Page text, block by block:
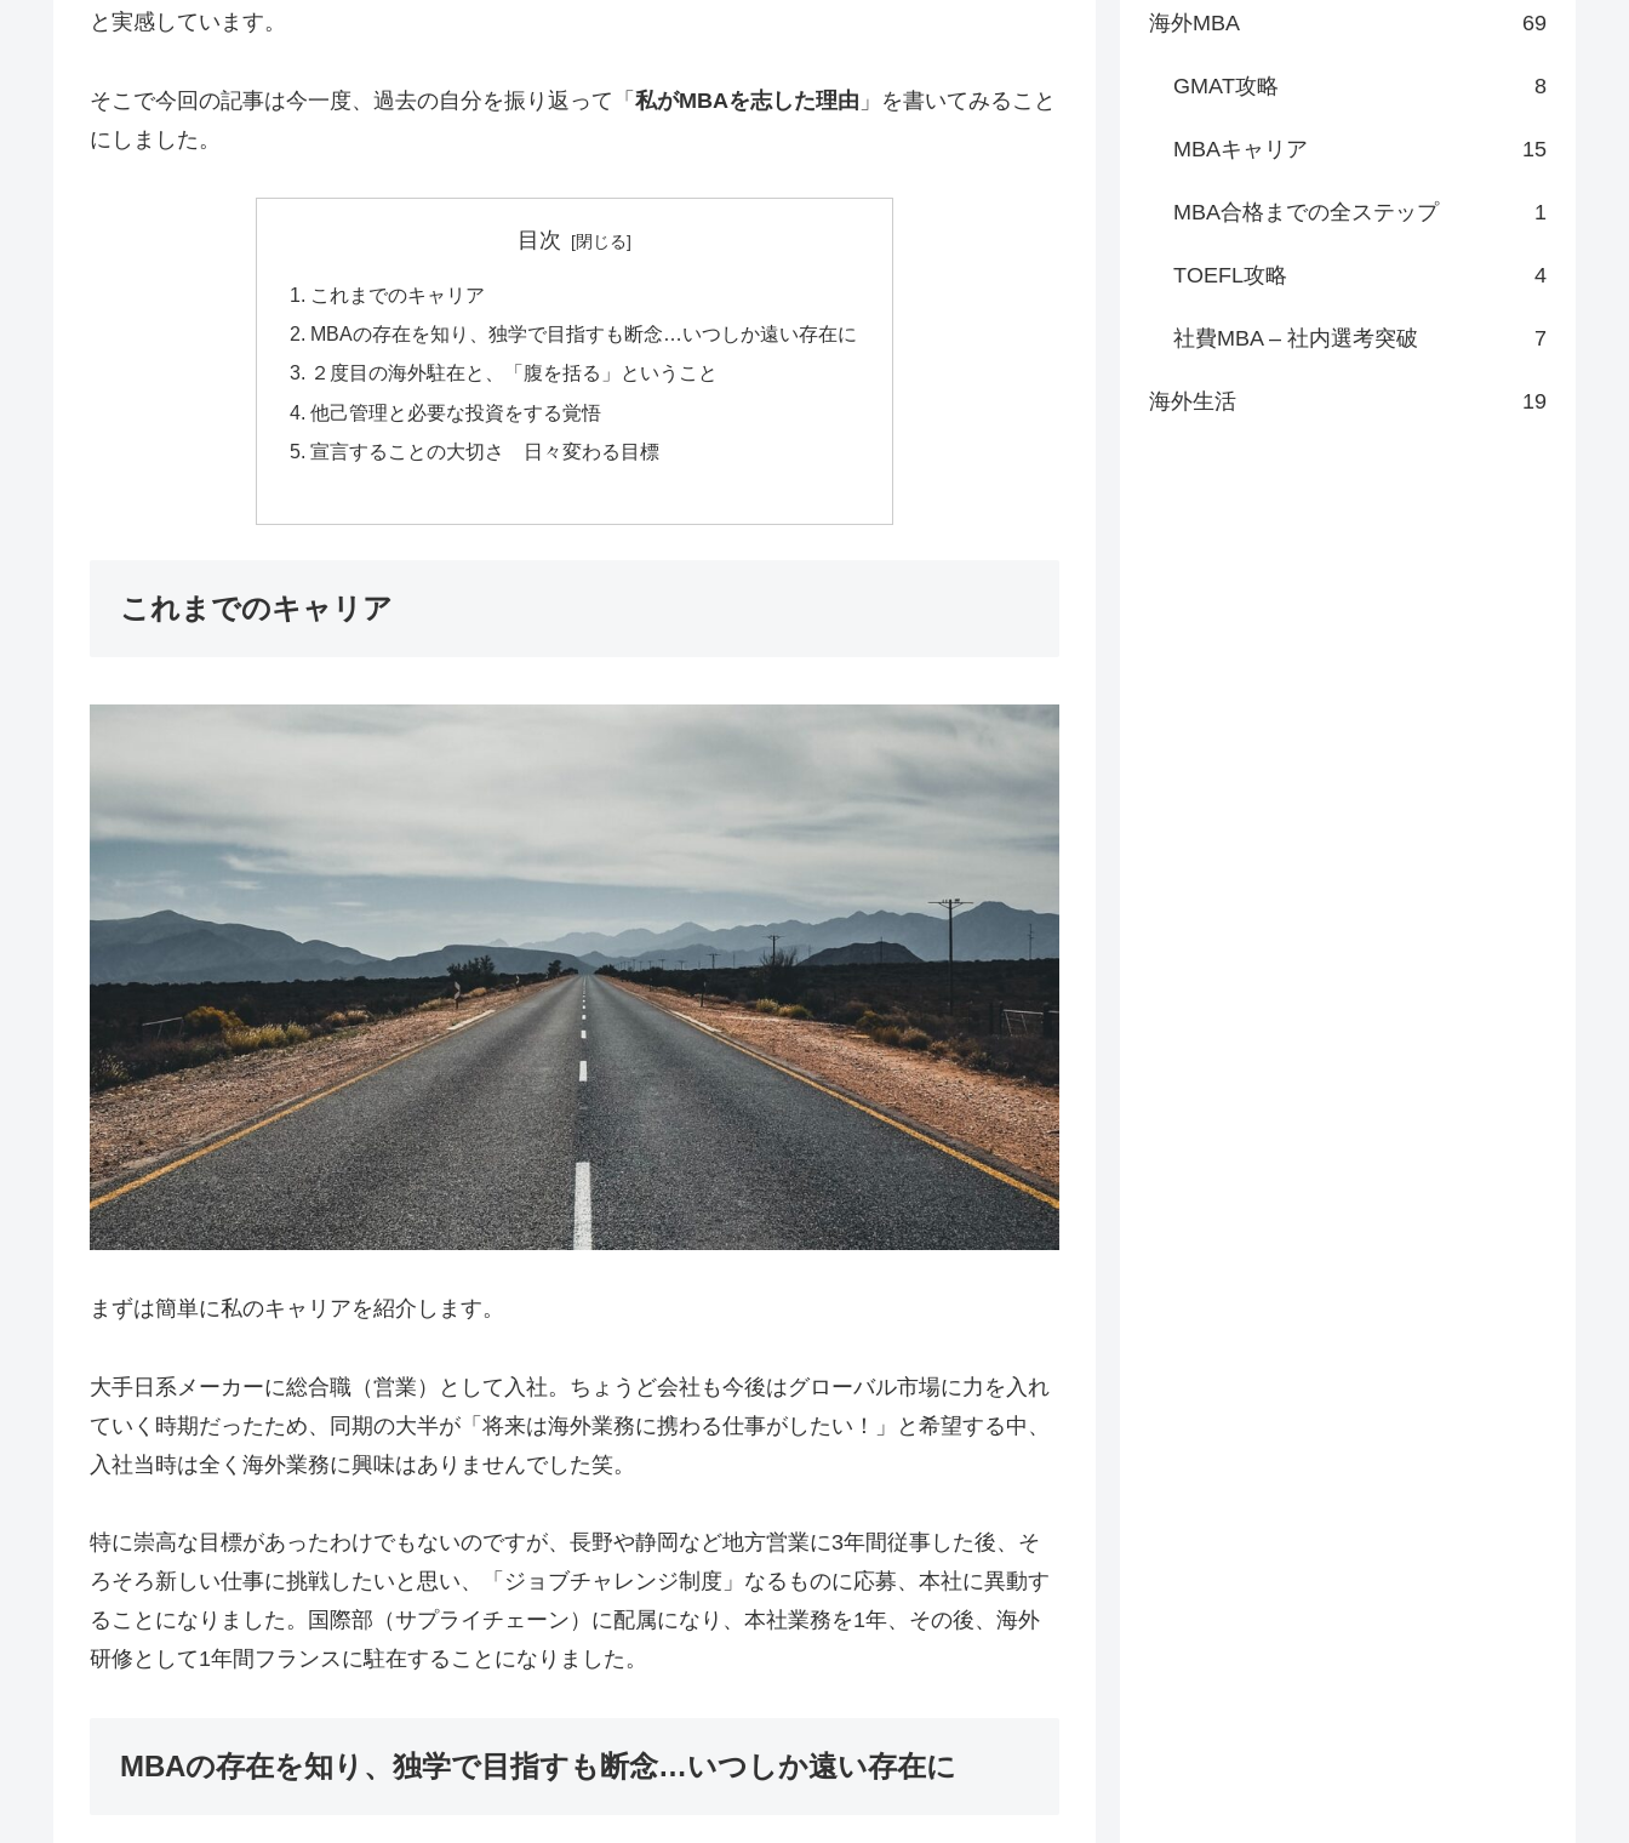
と実感しています。
そこで今回の記事は今一度、過去の自分を振り返って「 私がMBAを志した理由 」を書いてみること
にしました。
目次
これまでのキャリア
MBAの存在を知り、独学で目指すも断念…いつしか遠い存在に
２度目の海外駐在と、「腹を括る」ということ
他己管理と必要な投資をする覚悟
宣言することの大切さ 日々変わる目標
これまでのキャリア
まずは簡単に私のキャリアを紹介します。
大手日系メーカーに総合職（営業）として入社。ちょうど会社も今後はグローバル市場に力を入れ
ていく時期だったため、同期の大半が「将来は海外業務に携わる仕事がしたい！」と希望する中、
入社当時は全く海外業務に興味はありませんでした笑。
特に崇高な目標があったわけでもないのですが、長野や静岡など地方営業に3年間従事した後、そ
ろそろ新しい仕事に挑戦したいと思い、「ジョブチャレンジ制度」なるものに応募、本社に異動す
ることになりました。国際部（サプライチェーン）に配属になり、本社業務を1年、その後、海外
研修として1年間フランスに駐在することになりました。
MBAの存在を知り、独学で目指すも断念…いつしか遠い存在に
海外MBA 69
GMAT攻略 8
MBAキャリア 15
MBA合格までの全ステップ 1
TOEFL攻略 4
社費MBA – 社内選考突破 7
海外生活 19